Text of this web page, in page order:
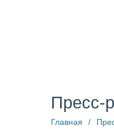
Пресс-
Главная /